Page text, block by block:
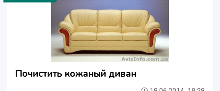
Почистить кожаный диван